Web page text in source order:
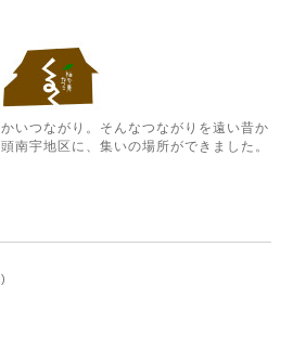
いつながり。そんなつながりを遠い昔か
南宇地区に、集いの場所ができました。